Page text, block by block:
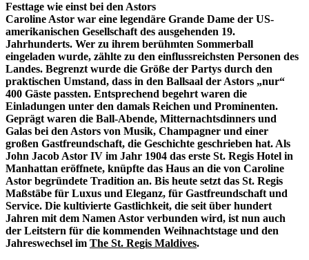
Festtage wie einst bei den Astors
Caroline Astor war eine legendäre Grande Dame der US-
amerikanischen Gesellschaft des ausgehenden 19.
Jahrhunderts. Wer zu ihrem berühmten Sommerball
eingeladen wurde, zählte zu den einflussreichsten Personen des
Landes. Begrenzt wurde die Größe der Partys durch den
praktischen Umstand, dass in den Ballsaal der Astors „nur“
400 Gäste passten. Entsprechend begehrt waren die
Einladungen unter den damals Reichen und Prominenten.
Geprägt waren die Ball-Abende, Mitternachtsdinners und
Galas bei den Astors von Musik, Champagner und einer
großen Gastfreundschaft, die Geschichte geschrieben hat. Als
John Jacob Astor IV im Jahr 1904 das erste St. Regis Hotel in
Manhattan eröffnete, knüpfte das Haus an die von Caroline
Astor begründete Tradition an. Bis heute setzt das St. Regis
Maßstäbe für Luxus und Eleganz, für Gastfreundschaft und
Service. Die kultivierte Gastlichkeit, die seit über hundert
Jahren mit dem Namen Astor verbunden wird, ist nun auch
der Leitstern für die kommenden Weihnachtstage und den
Jahreswechsel im The St. Regis Maldives.